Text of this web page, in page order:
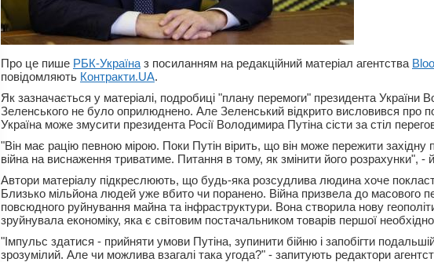
Про це пише РБК-Україна з посиланням на редакційний матеріал агентства
повідомляють Контракти.UA.
Як зазначається у матеріалі, подробиці "плану перемоги" президента України
Зеленського не було оприлюднено. Але Зеленський відкрито висловився про
Україна може змусити президента Росії Володимира Путіна сісти за стіл
"Він має рацію певною мірою. Поки Путін вірить, що він може пережити західну
війна на виснаження триватиме. Питання в тому, як змінити його розрахунки", -
Автори матеріалу підкреслюють, що будь-яка розсудлива людина хоче
Близько мільйона людей уже вбито чи поранено. Війна призвела до масового
повсюдного руйнування майна та інфраструктури. Вона створила нову
зруйнувала економіку, яка є світовим постачальником товарів першої
"Імпульс здатися - прийняти умови Путіна, зупинити бійню і запобігти
зрозумілий. Але чи можлива взагалі така угода?" - запитують редактори